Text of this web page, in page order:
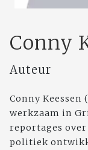
Conny
Auteur
Conny
werkzaam in
reportages
politiek